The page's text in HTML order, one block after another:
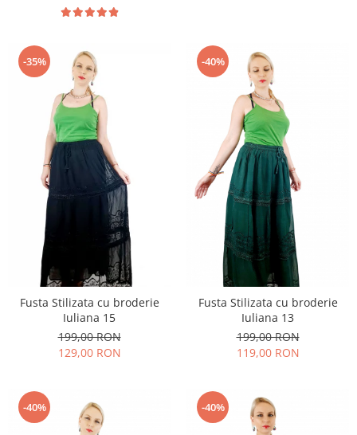
-35%
Fusta Stilizata cu broderie
Iuliana 15
199,00 RON
129,00 RON
-40%
Fusta Stilizata cu broderie
Iuliana 13
199,00 RON
119,00 RON
-40% -40%